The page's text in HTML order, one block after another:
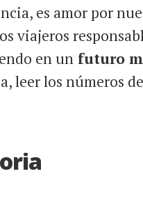
es amor por
viajeros
en un futuro
leer los números